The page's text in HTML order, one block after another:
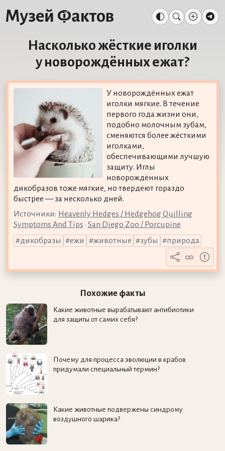
Насколько жёсткие иголки
у новорождённых ежат?
У новорождённых ежат
иголки мягкие. В течение
первого года жизни они,
подобно молочным зубам,
сменяются более жёсткими
иголками,
обеспечивающими лучшую
защиту. Иглы
новорождённых
дикобразов тоже мягкие, но твердеют гораздо
быстрее — за несколько дней.
Источники: Heavenly Hedges / Hedgehog Quilling
Symptoms And Tips • San Diego Zoo / Porcupine
дикобразы
ежи животные зубы природа
Похожие факты
Какие животные вырабатывают антибиотики
для защиты от самих себя?
Почему для процесса эволюции в крабов
придумали специальный термин?
Какие животные подвержены синдрому
воздушного шарика?